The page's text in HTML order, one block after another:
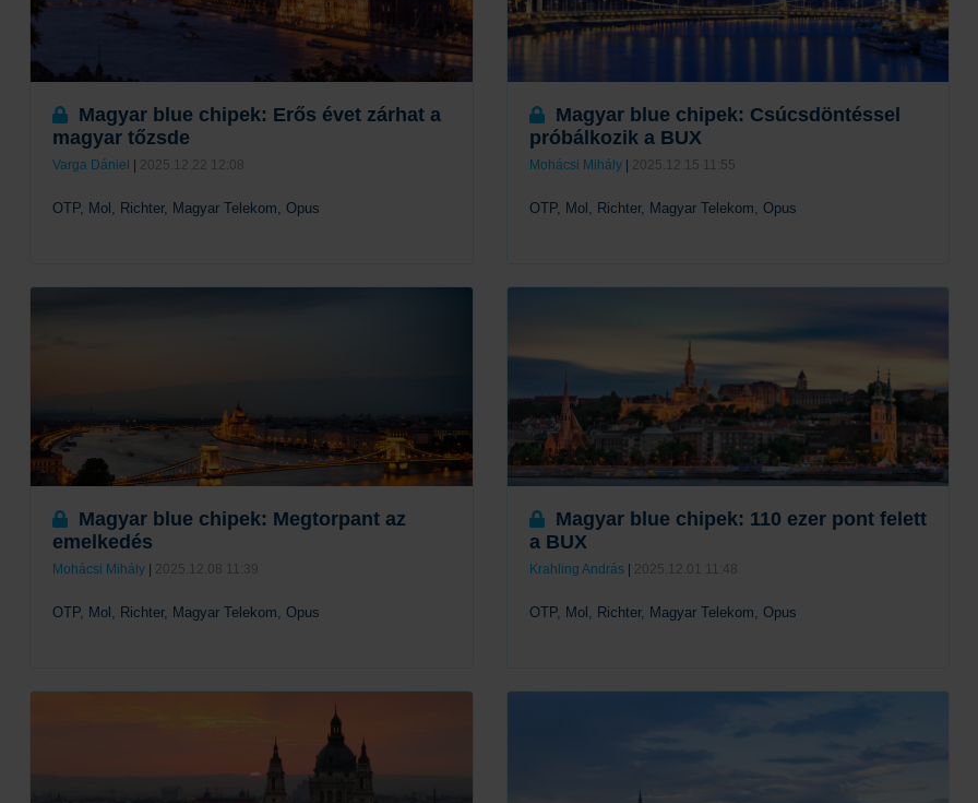
Magyar blue chipek: Erős évet zárhat a
magyar tőzsde
Varga Dániel 2025.12.22 12:08
OTP, Mol, Richter, Magyar Telekom, Opus
Tovább
Magyar blue chipek: Csúcsdöntéssel
próbálkozik a BUX
Mohácsi Mihály| 2025.12.15 11:55
OTP, Mol, Richter, Magyar Telekom, Opus
Magyar blue chipek: Megtorpant az
emelkedés
Mohácsi Mihály 2025.12.08 11:39
OTP, Mol, Richter, Magyar Telekom, Opus
Tovább
Magyar blue chipek: 110 ezer pont felett
a BUX
Krahling András| 2025.12.01 11:48
OTP, Mol, Richter, Magyar Telekom, Opus
Tovább